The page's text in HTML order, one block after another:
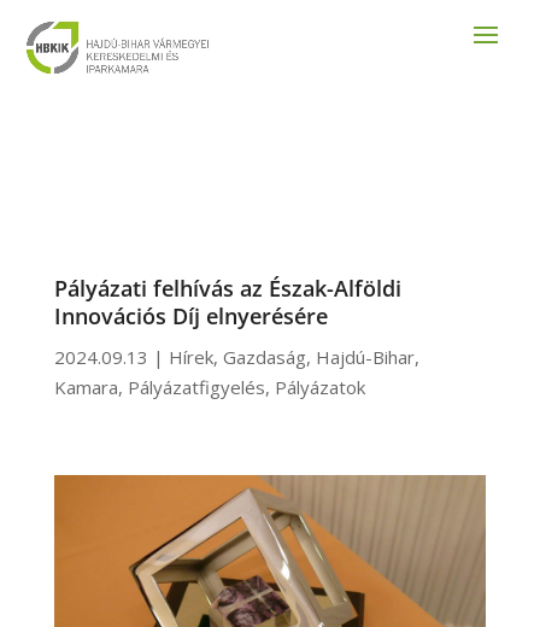
Pályázati felhívás az Észak-Alföldi
Innovációs Díj elnyerésére
2024.09.13 | Hírek, Gazdaság, Hajdú-Bihar,
Kamara, Pályázatfigyelés, Pályázatok